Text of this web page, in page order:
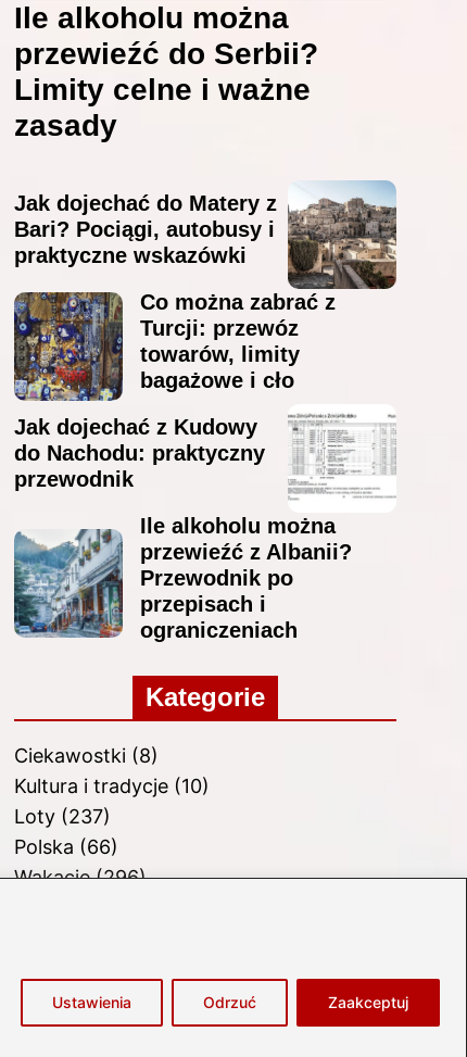
Ustawienia Odrzuć Zaakceptuj
Ile alkoholu można
przewieźć do Serbii?
Limity celne i ważne
zasady
Jak dojechać do Matery z
Bari? Pociągi, autobusy i
praktyczne wskazówki
Co można zabrać z
Turcji: przewóz
towarów, limity
bagażowe i cło
Jak dojechać z Kudowy
do Nachodu: praktyczny
przewodnik
Ile alkoholu można
przewieźć z Albanii?
Przewodnik po
przepisach i
ograniczeniach
Kategorie
Ciekawostki(8)
Kultura i tradycje(10)
Loty(237)
Polska (66)
Wakacje(296)